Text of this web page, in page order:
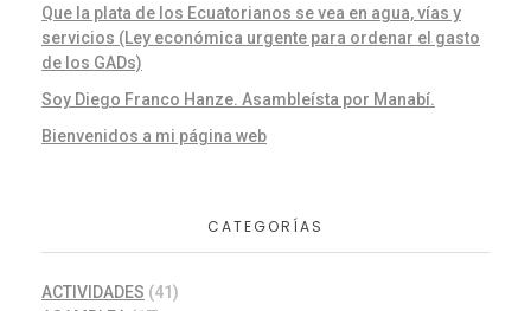
Que la plata de los Ecuatorianos se vea en agua, vías y
servicios (Ley económica urgente para ordenar el gasto
de los GADs)
Soy Diego Franco Hanze. Asambleísta por Manabí.
Bienvenidos a mi página web
CATEGORÍAS
ACTIVIDADES (41)